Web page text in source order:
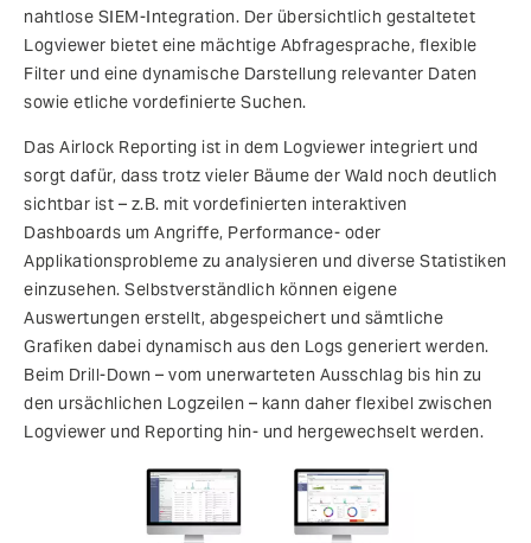
nahtlose SIEM-Integration. Der übersichtlich gestaltetet
Logviewer bietet eine mächtige Abfragesprache, flexible
Filter und eine dynamische Darstellung relevanter Daten
sowie etliche vordefinierte Suchen.
Das Airlock Reporting ist in dem Logviewer integriert und
sorgt dafür, dass trotz vieler Bäume der Wald noch deutlich
sichtbar ist – z.B. mit vordefinierten interaktiven
Dashboards um Angriffe, Performance- oder
Applikationsprobleme zu analysieren und diverse Statistiken
einzusehen. Selbstverständlich können eigene
Auswertungen erstellt, abgespeichert und sämtliche
Grafiken dabei dynamisch aus den Logs generiert werden.
Beim Drill-Down – vom unerwarteten Ausschlag bis hin zu
den ursächlichen Logzeilen – kann daher flexibel zwischen
Logviewer und Reporting hin- und hergewechselt werden.